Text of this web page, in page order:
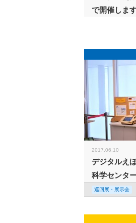
で開催します
2017.06.10
デジタルえ
科学センタ
巡回展・展示会